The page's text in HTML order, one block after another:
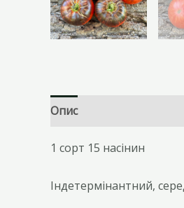
Опис
1 сорт 15 насінин
Індетермінантний,